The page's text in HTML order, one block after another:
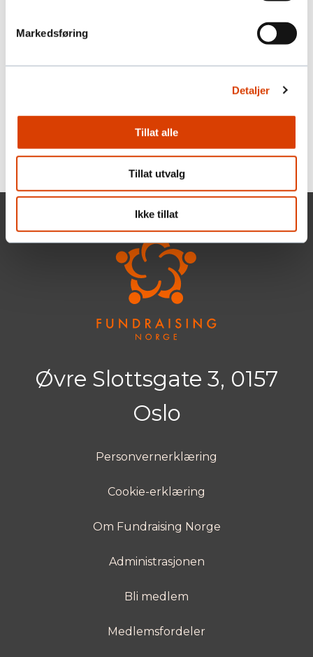
Markedsføring
Detaljer
Tillat alle
Tillat utvalg
Ikke tillat
b.bold
b.bold er et norsk rådgivermiljø for strategi og
fundraising. Rådgivere og partnere har lang
erfaring fra kjente organisasjoner og kan tilby
spesialkompetanse på et bredt spekter innen
Øvre Slottsgate 3, 0157
Oslo
Personvernerklæring
Cookie-erklæring
Om Fundraising Norge
Administrasjonen
Bli medlem
Medlemsfordeler